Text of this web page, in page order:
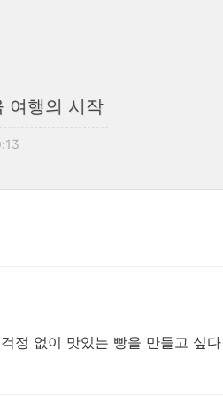
여행의 시작
정 없이 맛있는 빵을 만들고 싶